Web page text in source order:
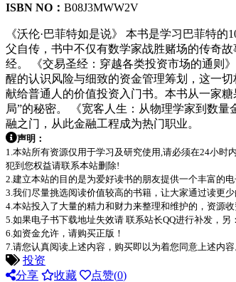
ISBN NO： B08J3MWW2V
《沃伦·巴菲特如是说》 本书是学习巴菲特
父自传，书中不仅有数学家战胜赌场的传奇
经。 《交易圣经：穿越各类投资市场的通则
醒的认识风险与细致的资金管理筹划，这一
献给普通人的价值投资入门书。本书从一家
局”的秘密。 《宽客人生：从物理学家到数
融之门，从此金融工程成为热门职业。
声明：
1.本站所有资源仅用于学习及研究使用,请必须在24小
犯到您权益请联系本站删除!
2.建立本站的目的是为爱好读书的朋友提供一个丰富的
3.我们尽量挑选阅读价值较高的书籍，让大家通过读更少
4.本站投入了大量的精力和财力来整理和维护的，资源
5.如果电子书下载地址失效请 联系站长QQ进行补发，
6.如资金允许，请购买正版！
7.请您认真阅读上述内容，购买即以为着您同意上述内容
投资
分享
收藏 点赞(0)